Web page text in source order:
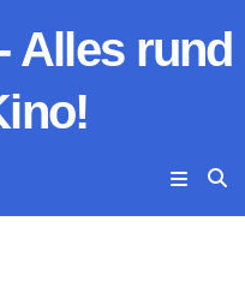
Alles rund